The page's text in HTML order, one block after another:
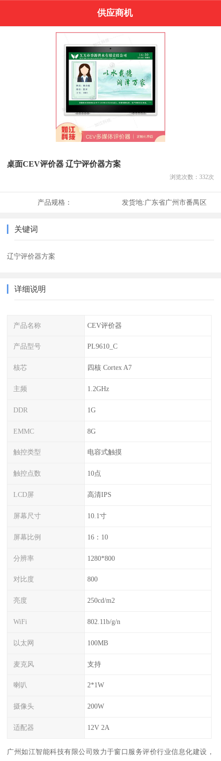
供应商机
桌面CEV评价器 辽宁评价器方案
浏览次数： 332次
产品规格： 发货地:广东省广州市番禺区
关键词
辽宁评价器方案
详细说明
产品名称 CEV评价器
产品型号 PL9610_C
核芯 四核 Cortex A7
主频 1.2GHz
DDR 1G
EMMC 8G
触控类型 电容式触摸
触控点数 10点
LCD屏 高清IPS
屏幕尺寸 10.1寸
屏幕比例 16：10
分辨率 1280*800
对比度 800
亮度 250cd/m2
WiFi 802.11b/g/n
以太网 100MB
麦克风 支持
喇叭 2*1W
摄像头 200W
适配器 12V 2A
广州如江智能科技有限公司致力于窗口服务评价行业信息化建设，